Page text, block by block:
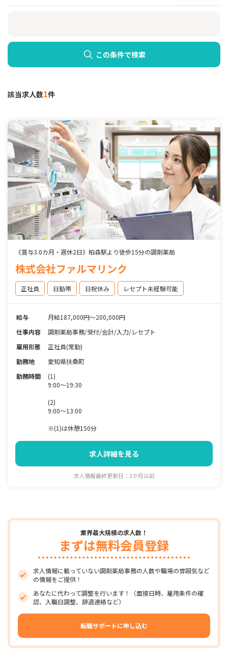
この条件で検索
該当求人数1件
《賞与3.0カ月・週休2日》柏森駅より徒歩15分の調剤薬局
株式会社ファルマリンク
正社員 日勤帯 日祝休み レセプト未経験可能
給与
月給187,000円～200,000円
仕事内容
調剤薬局事務/受付/会計/入力/レセプト
雇用形態
正社員(常勤)
勤務地
愛知県扶桑町
勤務時間
(1)
9:00～19:30
(2)
9:00～13:00
※(1)は休憩150分
求人詳細を見る
求人情報最終更新日：3か月以前
業界最大規模の求人数！
まずは無料会員登録
求人情報に載っていない調剤薬局事務の人数や職場の雰囲気など
の情報をご提供！
あなたに代わって調整を行います！（面接日時、雇用条件の確
認、入職日調整、辞退連絡など）
転職サポートに申し込む